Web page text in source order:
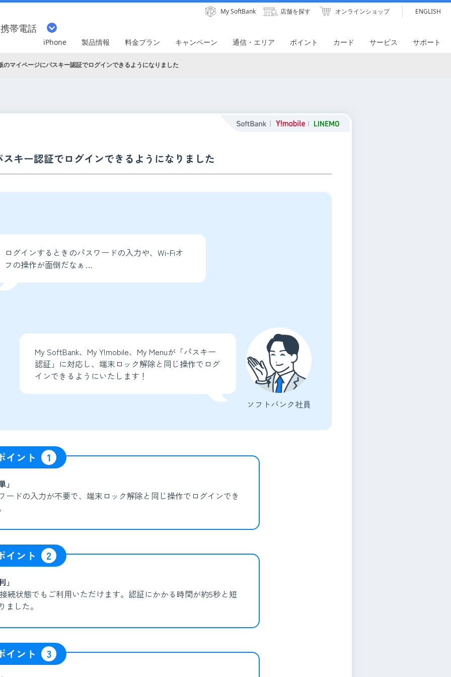
帯電話
My SoftBank 店舗を探す オンラインショップ ENGLISH
iPhone 製品情報 料金プラン キャンペーン 通信・エリア ポイント カード サービス サポート
のマイページにパスキー認証でログインできるようになりました
キー認証でログインできるようになりました
ログインするときのパスワードの入力や、Wi-Fiオ
フの操作が面倒だなぁ…
My SoftBank、My Y!mobile、My Menuが「パスキー
認証」に対応し、端末ロック解除と同じ操作でログ
インできるようにいたします！
ソフトバンク社員
イント 1
」
ードの入力が不要で、端末ロック解除と同じ操作でログインでき
イント 2
」
続状態でもご利用いただけます。認証にかかる時間が約5秒と短
ました。
イント 3